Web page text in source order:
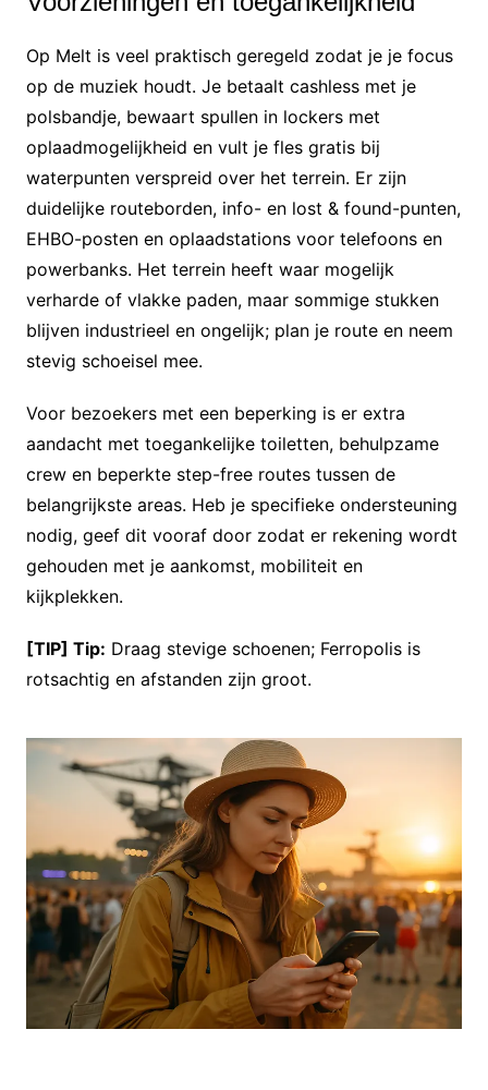
Op Melt is veel praktisch geregeld zodat je je focus
op de muziek houdt. Je betaalt cashless met je
polsbandje, bewaart spullen in lockers met
oplaadmogelijkheid en vult je fles gratis bij
waterpunten verspreid over het terrein. Er zijn
duidelijke routeborden, info- en lost & found-punten,
EHBO-posten en oplaadstations voor telefoons en
powerbanks. Het terrein heeft waar mogelijk
verharde of vlakke paden, maar sommige stukken
blijven industrieel en ongelijk; plan je route en neem
stevig schoeisel mee.
Voor bezoekers met een beperking is er extra
aandacht met toegankelijke toiletten, behulpzame
crew en beperkte step-free routes tussen de
belangrijkste areas. Heb je specifieke ondersteuning
nodig, geef dit vooraf door zodat er rekening wordt
gehouden met je aankomst, mobiliteit en
kijkplekken.
[TIP] Tip: Draag stevige schoenen; Ferropolis is
rotsachtig en afstanden zijn groot.